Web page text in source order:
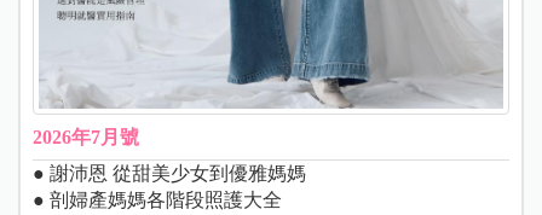
2026年7月號
● 謝沛恩 從甜美少女到優雅媽媽
● 剖婦產媽媽各階段照護大全